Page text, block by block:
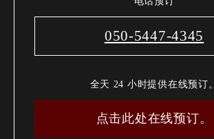
050-5447-4345
全天 24 小时提供在线预订。
点击此处在线预订。